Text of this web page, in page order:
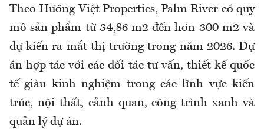
Theo Hướng Việt Properties, Palm River có quy
mô sản phẩm từ 34,86 m2 đến hơn 300 m2 và
dự kiến ra mắt thị trường trong năm 2026. Dự
án hợp tác với các đối tác tư vấn, thiết kế quốc
tế giàu kinh nghiệm trong các lĩnh vực kiến
trúc, nội thất, cảnh quan, công trình xanh và
quản lý dự án.